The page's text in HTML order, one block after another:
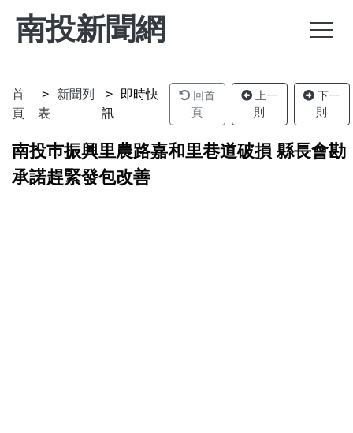
南投新聞網
首
頁
新聞列
表
即時快
訊
回首
頁
上一
則
下一
則
南投巿振興里農路嘉和里巷道破損 縣長會勘
承諾趕緊發包改善